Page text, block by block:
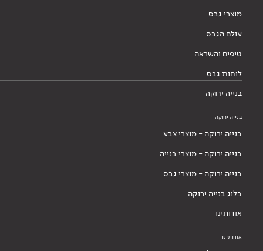
מוצרי גבס
עולם הגבס
טיפים והשראה
לוחות גבס
בנייה ירוקה
בנייה ירוקה
בנייה ירוקה - מוצרי צבע
בנייה ירוקה - מוצרי בנייה
בנייה ירוקה - מוצרי גבס
בלוג בנייה ירוקה
אודותינו
אודותינו